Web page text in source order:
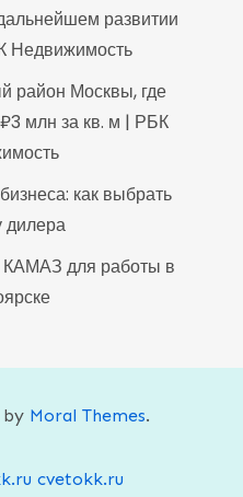
развитии
Недвижимость
район Москвы, где
млн за кв. м | РБК
как выбрать
дилера
КАМАЗ для работы в
by Moral Themes.
cvetokk.ru